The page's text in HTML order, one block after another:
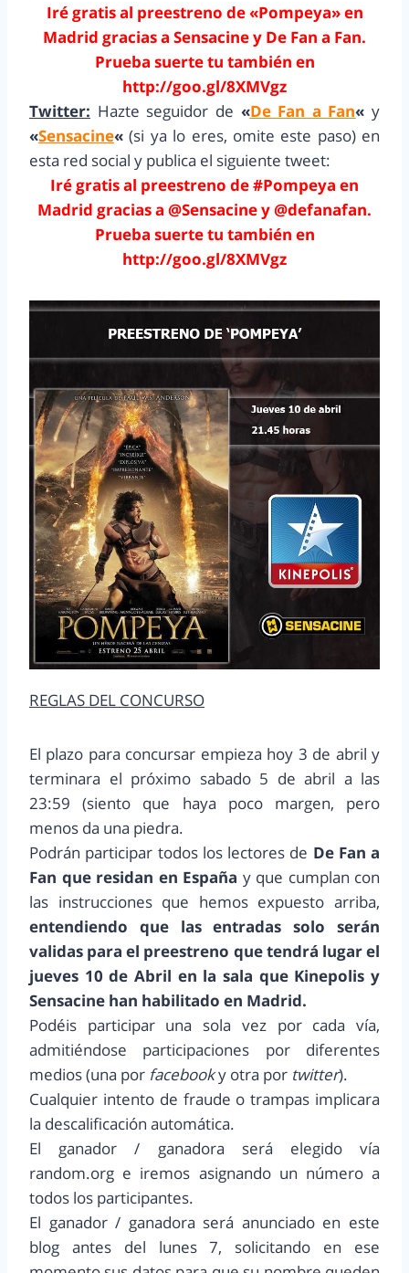
Iré gratis al preestreno de «Pompeya» en
Madrid gracias a Sensacine y De Fan a Fan.
Prueba suerte tu también en
http://goo.gl/8XMVgz
Twitter: Hazte seguidor de «De Fan a Fan« y
«Sensacine« (si ya lo eres, omite este paso) en
esta red social y publica el siguiente tweet:
Iré gratis al preestreno de #Pompeya en
Madrid gracias a @Sensacine y @defanafan.
Prueba suerte tu también en
http://goo.gl/8XMVgz
REGLAS DEL CONCURSO
El plazo para concursar empieza hoy 3 de abril y
terminara el próximo sabado 5 de abril a las
23:59 (siento que haya poco margen, pero
menos da una piedra.
Podrán participar todos los lectores de De Fan a
Fan que residan en España y que cumplan con
las instrucciones que hemos expuesto arriba,
entendiendo que las entradas solo serán
validas para el preestreno que tendrá lugar el
jueves 10 de Abril en la sala que Kinepolis y
Sensacine han habilitado en Madrid.
Podéis participar una sola vez por cada vía,
admitiéndose participaciones por diferentes
medios (una por facebooky otra por twitter).
Cualquier intento de fraude o trampas implicara
la descalificación automática.
El ganador / ganadora será elegido vía
random.org e iremos asignando un número a
todos los participantes.
El ganador / ganadora será anunciado en este
blog antes del lunes 7, solicitando en ese